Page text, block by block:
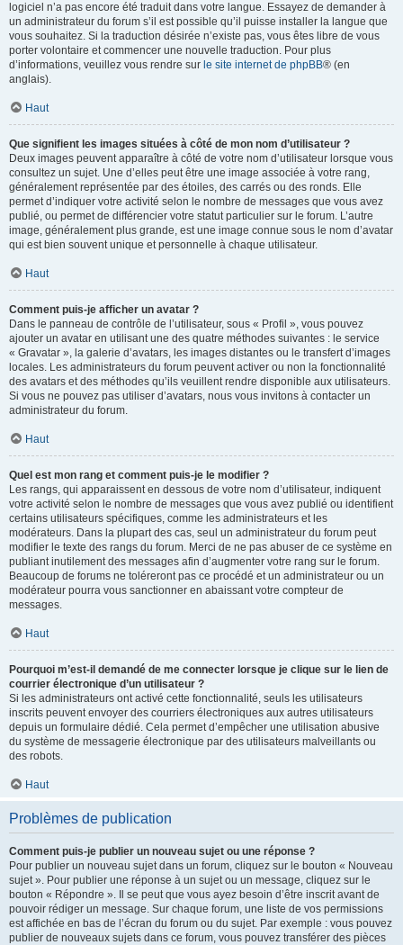
logiciel n’a pas encore été traduit dans votre langue. Essayez de demander à
un administrateur du forum s’il est possible qu’il puisse installer la langue que
vous souhaitez. Si la traduction désirée n’existe pas, vous êtes libre de vous
porter volontaire et commencer une nouvelle traduction. Pour plus
d’informations, veuillez vous rendre sur le site internet de phpBB® (en
anglais).
Haut
Que signifient les images situées à côté de mon nom d’utilisateur ?
Deux images peuvent apparaître à côté de votre nom d’utilisateur lorsque vous
consultez un sujet. Une d’elles peut être une image associée à votre rang,
généralement représentée par des étoiles, des carrés ou des ronds. Elle
permet d’indiquer votre activité selon le nombre de messages que vous avez
publié, ou permet de différencier votre statut particulier sur le forum. L’autre
image, généralement plus grande, est une image connue sous le nom d’avatar
qui est bien souvent unique et personnelle à chaque utilisateur.
Haut
Comment puis-je afficher un avatar ?
Dans le panneau de contrôle de l’utilisateur, sous « Profil », vous pouvez
ajouter un avatar en utilisant une des quatre méthodes suivantes : le service
« Gravatar », la galerie d’avatars, les images distantes ou le transfert d’images
locales. Les administrateurs du forum peuvent activer ou non la fonctionnalité
des avatars et des méthodes qu’ils veuillent rendre disponible aux utilisateurs.
Si vous ne pouvez pas utiliser d’avatars, nous vous invitons à contacter un
administrateur du forum.
Haut
Quel est mon rang et comment puis-je le modifier ?
Les rangs, qui apparaissent en dessous de votre nom d’utilisateur, indiquent
votre activité selon le nombre de messages que vous avez publié ou identifient
certains utilisateurs spécifiques, comme les administrateurs et les
modérateurs. Dans la plupart des cas, seul un administrateur du forum peut
modifier le texte des rangs du forum. Merci de ne pas abuser de ce système en
publiant inutilement des messages afin d’augmenter votre rang sur le forum.
Beaucoup de forums ne toléreront pas ce procédé et un administrateur ou un
modérateur pourra vous sanctionner en abaissant votre compteur de
messages.
Haut
Pourquoi m’est-il demandé de me connecter lorsque je clique sur le lien de
courrier électronique d’un utilisateur ?
Si les administrateurs ont activé cette fonctionnalité, seuls les utilisateurs
inscrits peuvent envoyer des courriers électroniques aux autres utilisateurs
depuis un formulaire dédié. Cela permet d’empêcher une utilisation abusive
du système de messagerie électronique par des utilisateurs malveillants ou
des robots.
Haut
Problèmes de publication
Comment puis-je publier un nouveau sujet ou une réponse ?
Pour publier un nouveau sujet dans un forum, cliquez sur le bouton « Nouveau
sujet ». Pour publier une réponse à un sujet ou un message, cliquez sur le
bouton « Répondre ». Il se peut que vous ayez besoin d’être inscrit avant de
pouvoir rédiger un message. Sur chaque forum, une liste de vos permissions
est affichée en bas de l’écran du forum ou du sujet. Par exemple : vous pouvez
publier de nouveaux sujets dans ce forum, vous pouvez transférer des pièces